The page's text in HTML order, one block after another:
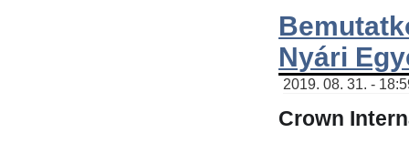
Nyári
2019. 08. 31. -
Crown